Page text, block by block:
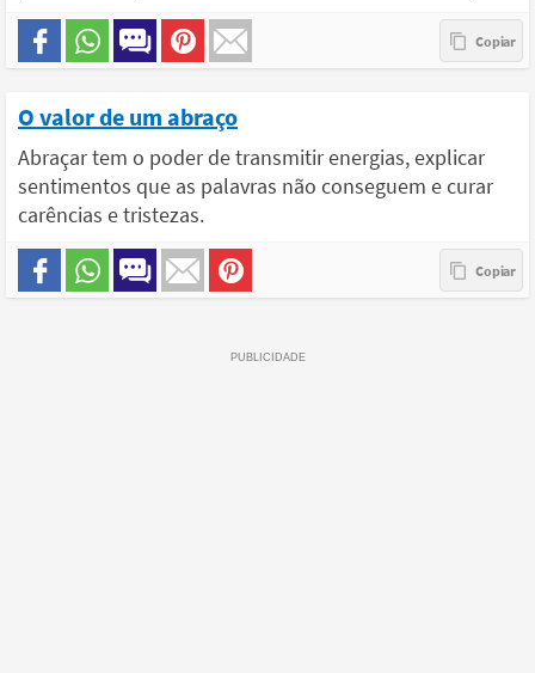
O valor de um abraço
Abraçar tem o poder de transmitir energias, explicar
sentimentos que as palavras não conseguem e curar
carências e tristezas.